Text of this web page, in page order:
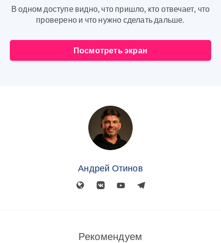
В одном доступе видно, что пришло, кто отвечает, что
проверено и что нужно сделать дальше.
Посмотреть экран
Андрей Отинов
Рекомендуем